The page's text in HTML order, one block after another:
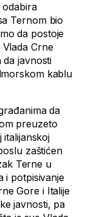
odabira
Ternom bio
da postoje
Crne
da javnosti
kablu
da
preuzeto
zaštićen
Terne u
i potpisivanje
Gore i Italije
javnosti, pa